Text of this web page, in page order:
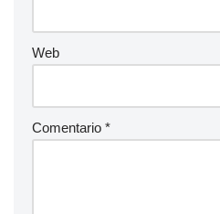
Web
Comentario *